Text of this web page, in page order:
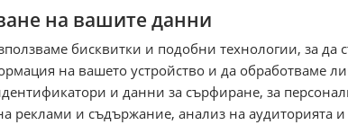
на вашите данни
бисквитки и подобни технологии, за да
на вашето устройство и да обработваме
и данни за сърфиране, за
реклами и съдържание, анализ на аудиторията